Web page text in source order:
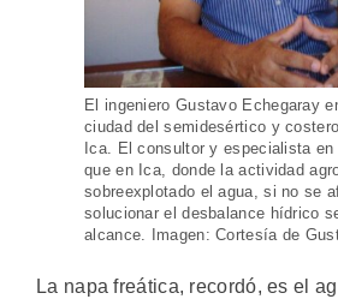
El ingeniero Gustavo Echegaray
ciudad del semidesértico y
Ica. El consultor y especialista
que en Ica, donde la actividad
sobreexplotado el agua, si no se
solucionar el desbalance hídrico
alcance. Imagen: Cortesía de
La napa freática, recordó, es el